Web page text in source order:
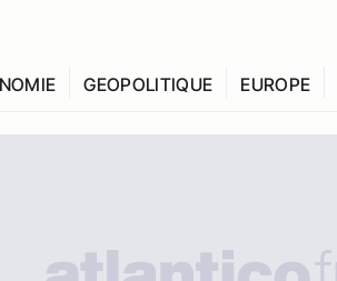
GEOPOLITIQUE EUROPE